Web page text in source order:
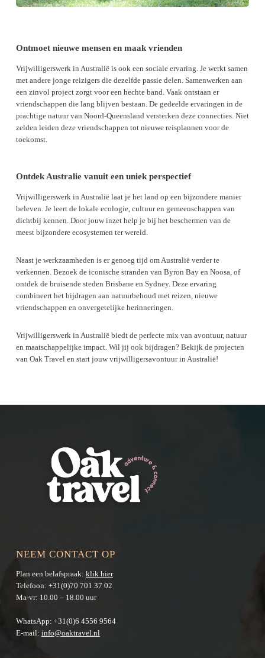
Ontmoet nieuwe mensen en maak vrienden
Vrijwilligerswerk in Australië is ook een sociale ervaring. Je werkt samen
met andere jonge reizigers die dezelfde passie delen. Samenwerken aan
een zinvol project zorgt voor een hechte band. Vaak ontstaan er
vriendschappen die lang blijven bestaan. De gedeelde ervaringen in de
prachtige natuur van Noord-Queensland versterken deze connecties. Niet
zelden leiden deze vriendschappen tot nieuwe reisplannen voor de
toekomst.
Ontdek Australie vanuit een uniek perspectief
Vrijwilligerswerk in Australië laat je het land op een bijzondere manier
beleven. Je leert de lokale ecologie, cultuur en gemeenschappen van
dichtbij kennen. Door jouw inzet help je bij het beschermen van de
meest bijzondere ecosystemen ter wereld.
Naast je werkzaamheden is er genoeg tijd om Australië verder te
verkennen. Bezoek de iconische stranden van Byron Bay en Noosa, of
ontdek de bruisende steden Brisbane en Sydney. Deze ervaring
combineert het bijdragen aan natuurbehoud met reizen, nieuwe
vriendschappen en onvergetelijke herinneringen.
Vrijwilligerswerk in Australië biedt de perfecte mix van avontuur, natuur
en maatschappelijke impact. Wil jij ook bijdragen? Bekijk de projecten
van Oak Travel en start jouw vrijwilligersavontuur in Australië!
NEEM CONTACT OP
Plan een belafspraak: klik hier
Telefoon: +31(0)70 701 37 02
Ma-vr: 10.00 – 18.00 uur
WhatsApp: +31(0)6 4556 9564
E-mail: info@oaktravel.nl